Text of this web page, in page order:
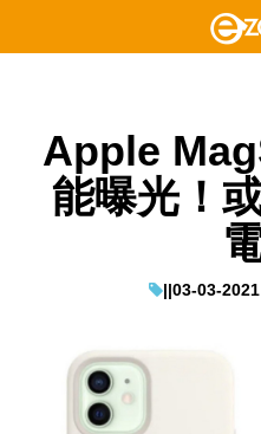
Apple
能曝光！
||03-03-